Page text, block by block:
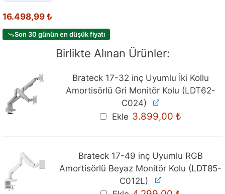
16.498,99 ₺
Son 30 günün en düşük fiyatı
Birlikte Alınan Ürünler:
Brateck 17-32 inç Uyumlu İki Kollu
Amortisörlü Gri Monitör Kolu (LDT62-
C024)
Ekle 3.899,00 ₺
Brateck 17-49 inç Uyumlu RGB
Amortisörlü Beyaz Monitör Kolu (LDT85-
C012L)